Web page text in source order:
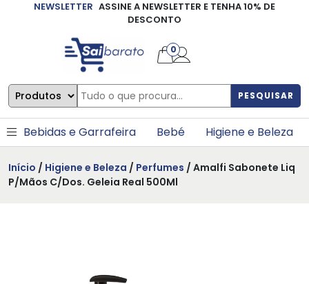
NEWSLETTER ASSINE A NEWSLETTER E TENHA 10% DE
DESCONTO
PESQUISAR
0
Bebidas e Garrafeira Bebé Higiene e Beleza
Início / Higiene e Beleza / Perfumes / Amalfi Sabonete Liq
P/Mãos C/Dos. Geleia Real 500Ml